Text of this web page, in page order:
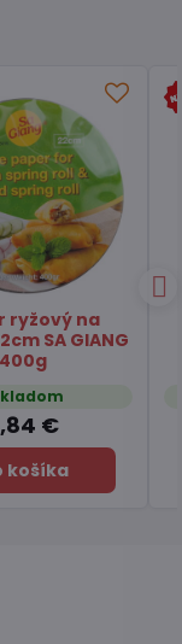
pražený
TSUBOICHI
100g
Skladom
€
košíka